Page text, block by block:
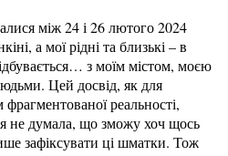
між 24 і 26 лютого 2024
а мої рідні та близькі – в
з моїм містом, моєю
Цей досвід, як для
реальності,
не думала, що зможу хоч щось
зафіксувати ці шматки. Тож